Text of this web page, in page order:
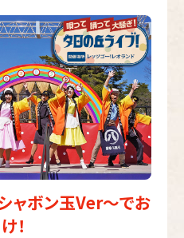
ャボン玉Ver～でお
！